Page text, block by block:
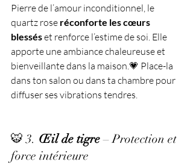
Pierre de l’amour inconditionnel, le
quartz rose réconforte les cœurs
blessés et renforce l’estime de soi. Elle
apporte une ambiance chaleureuse et
bienveillante dans la maison.💗 Place-la
dans ton salon ou dans ta chambre pour
diffuser ses vibrations tendres.
🐯 3. Œil de tigre – Protection et
force intérieure